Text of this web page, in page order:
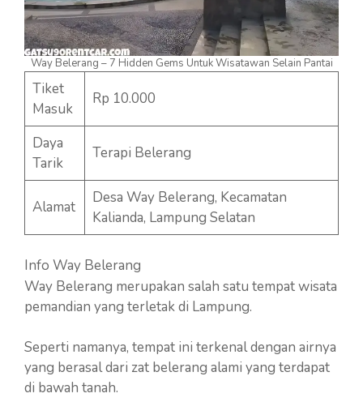
Way Belerang – 7 Hidden Gems Untuk Wisatawan Selain Pantai
Tiket
Masuk
Rp 10.000
Daya
Tarik
Terapi Belerang
Alamat
Desa Way Belerang, Kecamatan
Kalianda, Lampung Selatan
Info Way Belerang
Way Belerang merupakan salah satu tempat wisata
pemandian yang terletak di Lampung.
Seperti namanya, tempat ini terkenal dengan airnya
yang berasal dari zat belerang alami yang terdapat
di bawah tanah.